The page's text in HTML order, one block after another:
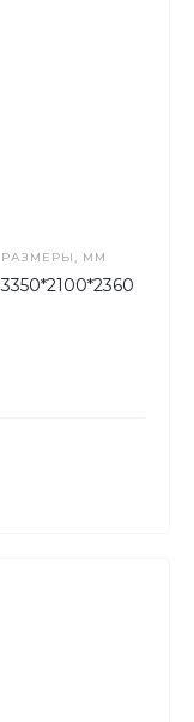
РАЗМЕРЫ, ММ
3350*2100*2360